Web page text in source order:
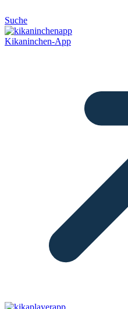
Suche
Kikaninchen-App